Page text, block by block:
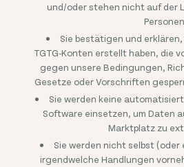
und/oder stehen nicht auf der
Sie bestätigen und
TGTG-Konten erstellt haben, die
gegen unsere Bedingungen,
Gesetze oder Vorschriften
Sie werden keine
Software einsetzen, um Daten
Marktplatz zu
Sie werden nicht selbst
irgendwelche Handlungen